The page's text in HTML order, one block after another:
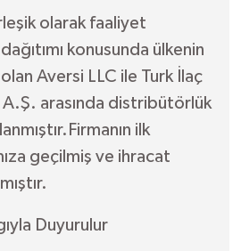
olarak faaliyet
konusunda ülkenin
Aversi LLC ile Turk İlaç
A.Ş. arasında distribütörlük
ilk
geçilmiş ve ihracat
Duyurulur